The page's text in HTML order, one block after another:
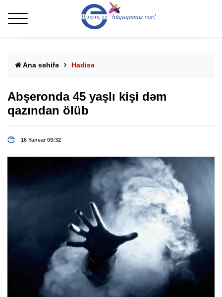
Ana səhifə Hadisə
Abşeronda 45 yaşlı kişi dəm
qazından ölüb
16 Yanvar 09:32